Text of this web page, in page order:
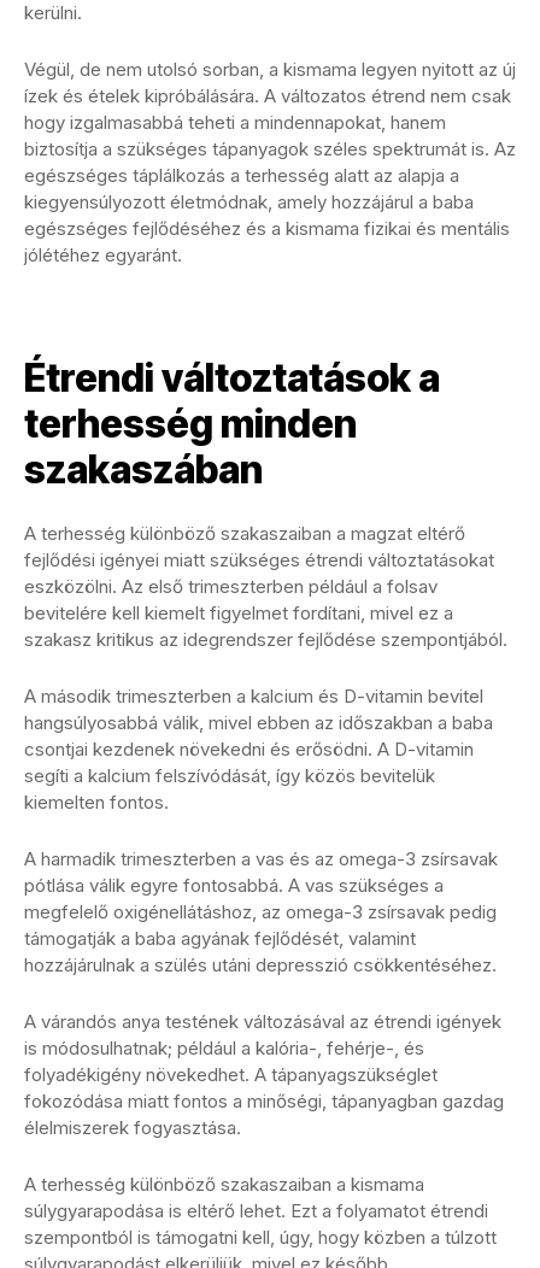
kerülni.
Végül, de nem utolsó sorban, a kismama legyen nyitott az új
ízek és ételek kipróbálására. A változatos étrend nem csak
hogy izgalmasabbá teheti a mindennapokat, hanem
biztosítja a szükséges tápanyagok széles spektrumát is. Az
egészséges táplálkozás a terhesség alatt az alapja a
kiegyensúlyozott életmódnak, amely hozzájárul a baba
egészséges fejlődéséhez és a kismama fizikai és mentális
jólétéhez egyaránt.
Étrendi változtatások a
terhesség minden
szakaszában
A terhesség különböző szakaszaiban a magzat eltérő
fejlődési igényei miatt szükséges étrendi változtatásokat
eszközölni. Az első trimeszterben például a folsav
bevitelére kell kiemelt figyelmet fordítani, mivel ez a
szakasz kritikus az idegrendszer fejlődése szempontjából.
A második trimeszterben a kalcium és D-vitamin bevitel
hangsúlyosabbá válik, mivel ebben az időszakban a baba
csontjai kezdenek növekedni és erősödni. A D-vitamin
segíti a kalcium felszívódását, így közös bevitelük
kiemelten fontos.
A harmadik trimeszterben a vas és az omega-3 zsírsavak
pótlása válik egyre fontosabbá. A vas szükséges a
megfelelő oxigénellátáshoz, az omega-3 zsírsavak pedig
támogatják a baba agyának fejlődését, valamint
hozzájárulnak a szülés utáni depresszió csökkentéséhez.
A várandós anya testének változásával az étrendi igények
is módosulhatnak; például a kalória-, fehérje-, és
folyadékigény növekedhet. A tápanyagszükséglet
fokozódása miatt fontos a minőségi, tápanyagban gazdag
élelmiszerek fogyasztása.
A terhesség különböző szakaszaiban a kismama
súlygyarapodása is eltérő lehet. Ezt a folyamatot étrendi
szempontból is támogatni kell, úgy, hogy közben a túlzott